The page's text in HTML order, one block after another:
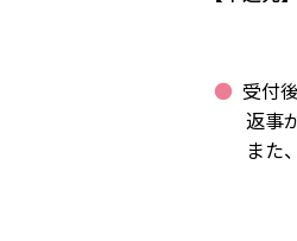
受付
返事
また